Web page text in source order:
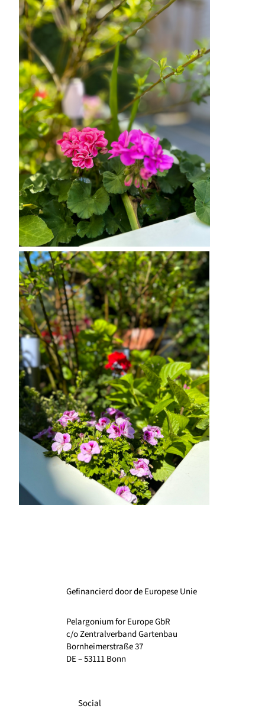
Gefinancierd door de Europese Unie
Pelargonium for Europe GbR
c/o Zentralverband Gartenbau
Bornheimerstraße 37
DE – 53111 Bonn
Social